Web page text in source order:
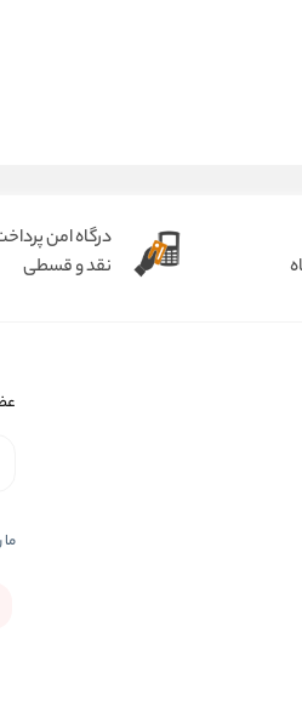
درگاه امن
نقد و قسطی